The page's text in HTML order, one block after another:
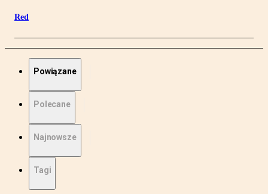
Red
Powiązane
Polecane
Najnowsze
Tagi